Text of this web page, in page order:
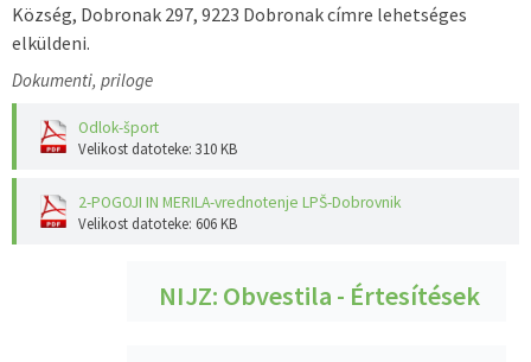
Község, Dobronak 297, 9223 Dobronak címre lehetséges
elküldeni.
Dokumenti, priloge
Odlok-šport
Velikost datoteke: 310 KB
2-POGOJI IN MERILA-vrednotenje LPŠ-Dobrovnik
Velikost datoteke: 606 KB
NIJZ: Obvestila - Értesítések